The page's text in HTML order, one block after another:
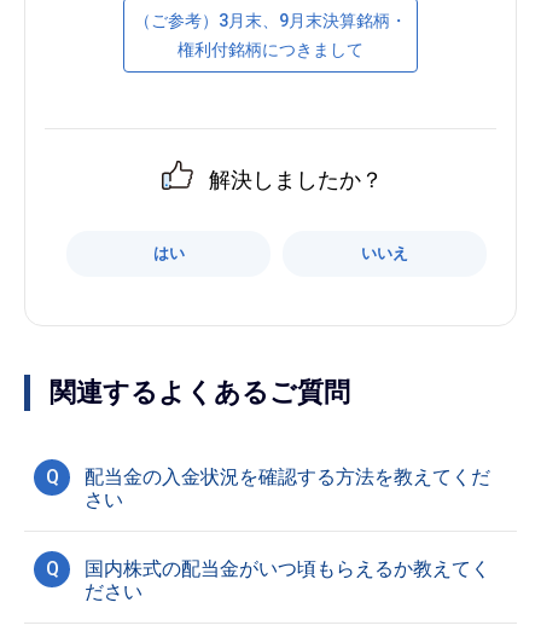
（ご参考）3月末、9月末決算銘柄・
権利付銘柄につきまして
解決しましたか？
はい いいえ
関連するよくあるご質問
Q
配当金の入金状況を確認する方法を教えてくだ
さい
Q
国内株式の配当金がいつ頃もらえるか教えてく
ださい